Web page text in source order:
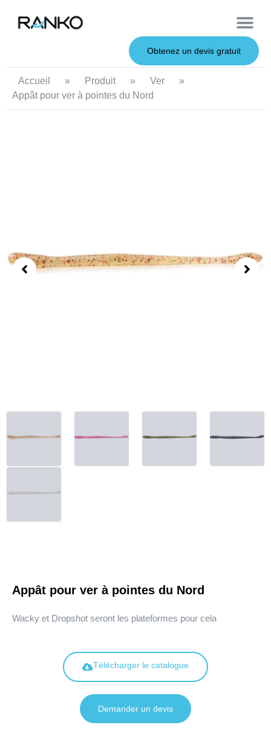
Obtenez un devis gratuit
Accueil » Produit » Ver
»
Appât pour ver à pointes du Nord
Appât pour ver à pointes du Nord
Wacky et Dropshot seront les plateformes pour cela
Télécharger le catalogue
Demander un devis